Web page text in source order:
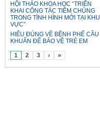
HỘI THẢO KHOA HỌC “TRIỂN
KHAI CÔNG TÁC TIÊM CHỦNG
TRONG TÌNH HÌNH MỚI TẠI KHU
VỰC”
HIỂU ĐÚNG VỀ BỆNH PHẾ CẦU
KHUẨN ĐỂ BẢO VỆ TRẺ EM
1 2 3 › »